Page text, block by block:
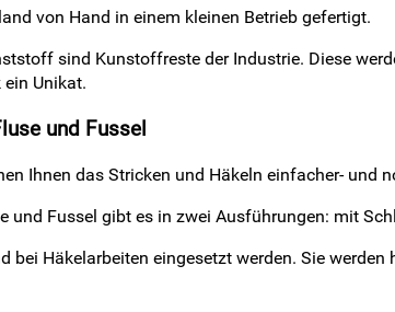
von Hand in einem kleinen Betrieb gefertigt.
sind Kunstoffreste der Industrie. Diese
Unikat.
und Fussel
Ihnen das Stricken und Häkeln einfacher- und
und Fussel gibt es in zwei Ausführungen: mit
bei Häkelarbeiten eingesetzt werden. Sie